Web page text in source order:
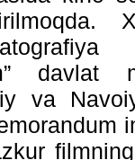
davlat
va